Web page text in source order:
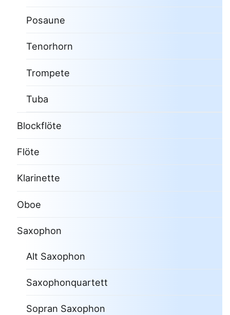
Posaune
Tenorhorn
Trompete
Tuba
Blockflöte
Flöte
Klarinette
Oboe
Saxophon
Alt Saxophon
Saxophonquartett
Sopran Saxophon